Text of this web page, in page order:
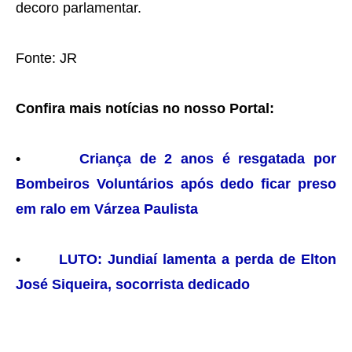
decoro parlamentar.
Fonte: JR
Confira mais notícias no nosso Portal:
•
Criança de 2 anos é resgatada por
Bombeiros Voluntários após dedo ficar preso
em ralo em Várzea Paulista
•
LUTO: Jundiaí lamenta a perda de Elton
José Siqueira, socorrista dedicado